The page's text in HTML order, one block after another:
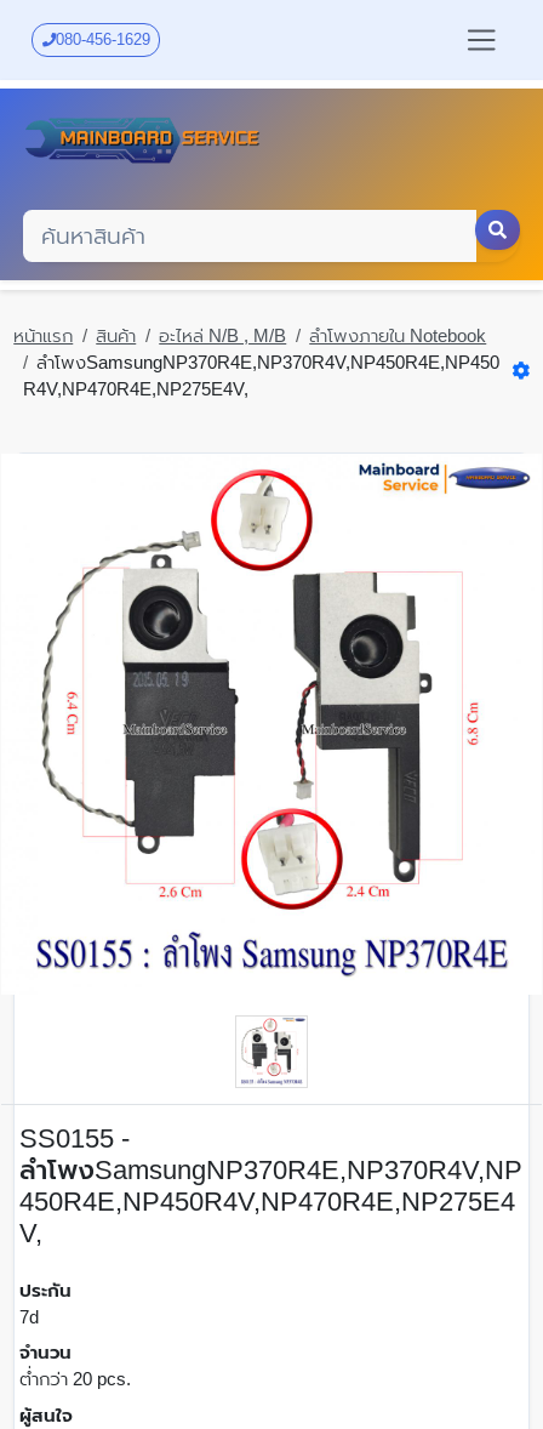
content
080-456-1629
หน้าแรก สินค้า อะไหล่ N/B , M/B
ลำโพงภายใน Notebook
ลำโพงSamsungNP370R4E,NP370R4V,NP450R4E,NP450
R4V,NP470R4E,NP275E4V,
SS0155 -
ลำโพงSamsungNP370R4E,NP370R4V,NP
450R4E,NP450R4V,NP470R4E,NP275E4
V,
ประกัน
7d
จำนวน
ต่ำกว่า 20 pcs.
ผู้สนใจ